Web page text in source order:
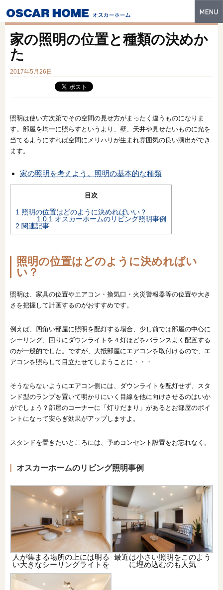
イベント・モデルハウス
建築実例
販売中の物件
スマートセレクト
土地情報
家の照明の位置と種類の決めか
た
2017年5月26日
照明は使い方次第でその空間の見せ方がまったく違うものになりま
す。部屋を均一に照らすというより、壁、天井や見せたいものに光を
当てるようにすれば空間にメリハリが生まれ雰囲気の良い演出ができ
ます。
家の照明を考えよう。照明の基本的な種類
目次
1 照明の位置はどのように決めればいい？
1.0.1 オスカーホームのリビング照明事例
2 関連記事
照明の位置はどのように決めればい
い？
照明は、家具の位置やエアコン・換気口・火災警報器等の位置や大き
さを把握して計画するのがおすすめです。
例えば、四角い部屋に照明を配灯する場合、少し前では部屋の中心に
シーリング、回りにダウンライトを４灯ほどをバランスよく配置する
のが一般的でした。ですが、大抵部屋にエアコンを取付けるので、エ
アコンを照らして目立たせてしまうことに・・・
そうならないようにエアコン側には、ダウンライトを配灯せず、スタ
ンド型のランプを置いて明かりにいく目線を他に向けさせるのはいか
がでしょう？部屋のコーナーに「灯りだまり」があるとお部屋のポイ
ントになって安らぎ効果がアップしますよ。
スタンドを置きたいところには、予めコンセント設置をお忘れなく。
オスカーホームのリビング照明事例
人が集まる場所の上には明る
い大きなシーリングライトを
最近は小さい照明をこのよう
に埋め込むのも人気